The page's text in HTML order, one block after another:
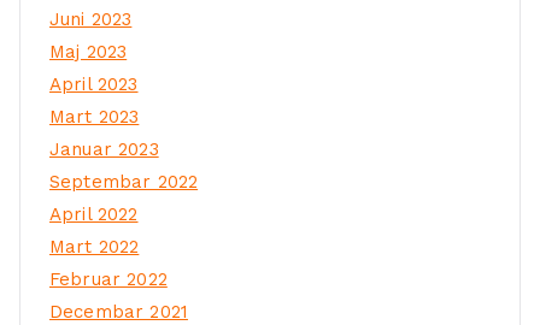
Juni 2023
Maj 2023
April 2023
Mart 2023
Januar 2023
Septembar 2022
April 2022
Mart 2022
Februar 2022
Decembar 2021